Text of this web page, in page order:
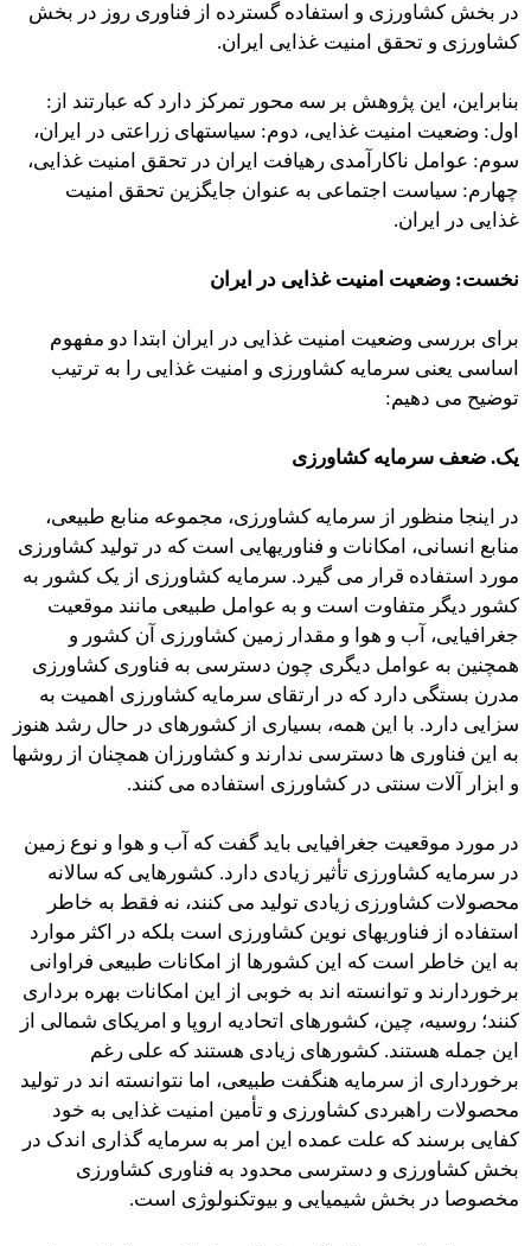
در بخش کشاورزی و استفاده گسترده از فناوری روز در بخش
کشاورزی و تحقق امنیت غذایی ایران.
بنابراین، این پژوهش بر سه محور تمرکز دارد که عبارتند از:
اول: وضعیت امنیت غذایی، دوم: سیاستهای زراعتی در ایران،
سوم: عوامل ناکارآمدی رهیافت ایران در تحقق امنیت غذایی،
چهارم: سیاست اجتماعی به عنوان جایگزین تحقق امنیت
غذایی در ایران.
نخست: وضعیت امنیت غذایی در ایران
برای بررسی وضعیت امنیت غذایی در ایران ابتدا دو مفهوم
اساسی یعنی سرمایه کشاورزی و امنیت غذایی را به ترتیب
توضیح می دهیم:
یک. ضعف سرمایه کشاورزی
در اینجا منظور از سرمایه کشاورزی، مجموعه منابع طبیعی،
منابع انسانی، امکانات و فناوریهایی است که در تولید کشاورزی
مورد استفاده قرار می گیرد. سرمایه کشاورزی از یک کشور به
کشور دیگر متفاوت است و به عوامل طبیعی مانند موقعیت
جغرافیایی، آب و هوا و مقدار زمین کشاورزی آن کشور و
همچنین به عوامل دیگری چون دسترسی به فناوری کشاورزی
مدرن بستگی دارد که در ارتقای سرمایه کشاورزی اهمیت به
سزایی دارد. با این همه، بسیاری از کشورهای در حال رشد هنوز
به این فناوری ها دسترسی ندارند و کشاورزان همچنان از روشها
و ابزار آلات سنتی در کشاورزی استفاده می کنند.
در مورد موقعیت جغرافیایی باید گفت که آب و هوا و نوع زمین
در سرمایه کشاورزی تأثیر زیادی دارد. کشورهایی که سالانه
محصولات کشاورزی زیادی تولید می کنند، نه فقط به خاطر
استفاده از فناوریهای نوین کشاورزی است بلکه در اکثر موارد
به این خاطر است که این کشورها از امکانات طبیعی فراوانی
برخوردارند و توانسته اند به خوبی از این امکانات بهره برداری
کنند؛ روسیه، چین، کشورهای اتحادیه اروپا و امریکای شمالی از
این جمله هستند. کشورهای زیادی هستند که علی رغم
برخورداری از سرمایه هنگفت طبیعی، اما نتوانسته اند در تولید
محصولات راهبردی کشاورزی و تأمین امنیت غذایی به خود
کفایی برسند که علت عمده این امر به سرمایه گذاری اندک در
بخش کشاورزی و دسترسی محدود به فناوری کشاورزی
مخصوصا در بخش شیمیایی و بیوتکنولوژی است.